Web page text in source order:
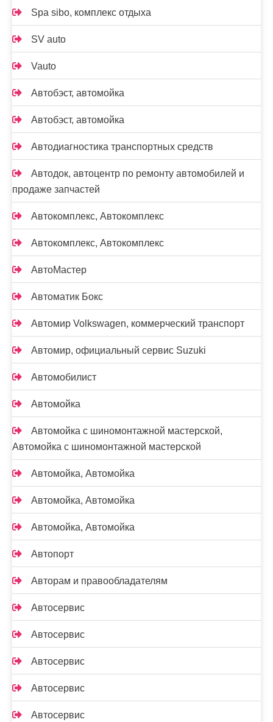
Spa sibo, комплекс отдыха
SV auto
Vauto
Автобэст, автомойка
Автобэст, автомойка
Автодиагностика транспортных средств
Автодок, автоцентр по ремонту автомобилей и
продаже запчастей
Автокомплекс, Автокомплекс
Автокомплекс, Автокомплекс
АвтоМастер
Автоматик Бокс
Автомир Volkswagen, коммерческий транспорт
Автомир, официальный сервис Suzuki
Автомобилист
Автомойка
Автомойка с шиномонтажной мастерской,
Автомойка с шиномонтажной мастерской
Автомойка, Автомойка
Автомойка, Автомойка
Автомойка, Автомойка
Автопорт
Авторам и правообладателям
Автосервис
Автосервис
Автосервис
Автосервис
Автосервис